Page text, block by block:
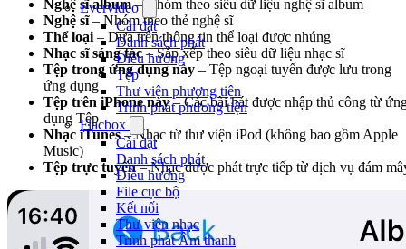
Evervideo
Cài đặt
Danh sách phát
Điều hướng
Tệp
Thư viện phương tiện
Trình phát phương tiện
Flacbox
Cài đặt
Danh sách phát
Điều hướng
File cục bộ
Kết nối
Thư viện nhạc
Trình phát Âm thanh
Nghệ sĩ album– Nhóm theo siêu dữ liệu nghệ sĩ album
Nghệ sĩ– Nhóm theo thẻ nghệ sĩ
Thể loại– Dựa trên thông tin thể loại được nhúng
Nhạc sĩ sáng tác– Sắp xếp theo siêu dữ liệu nhạc sĩ
Tệp trong ứng dụng này – Tệp ngoại tuyến được lưu trong
ứng dụng
Tệp trên iPhone này– Các bài hát được nhập thủ công từ
dụng Tệp
Nhạc iTunes– Nhạc từ thư viện iPod (không bao gồm Apple
Music)
Tệp trực tuyến– Nhạc được phát trực tiếp từ dịch vụ đám